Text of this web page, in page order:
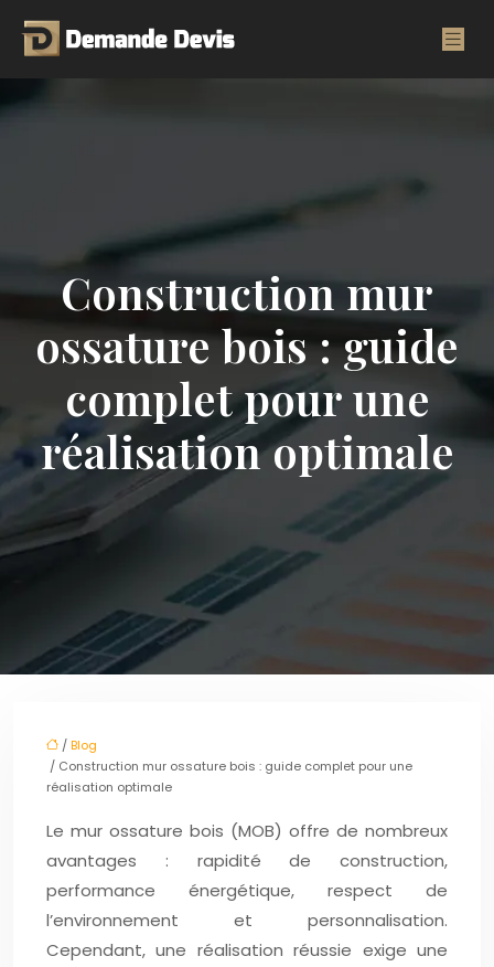
Construction mur
ossature bois : guide
complet pour une
réalisation optimale
/Blog
/ Construction mur ossature bois : guide complet pour une
réalisation optimale
Le mur ossature bois (MOB) offre de nombreux
avantages : rapidité de construction,
performance énergétique, respect de
l’environnement et personnalisation.
Cependant, une réalisation réussie exige une